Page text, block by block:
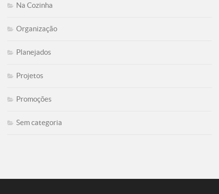
Na Cozinha
Organização
Planejados
Projetos
Promoções
Sem categoria